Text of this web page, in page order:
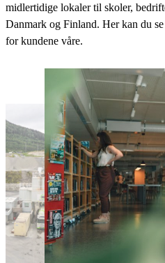
midlertidige lokaler til skoler,
Danmark og Finland. Her kan du
for kundene våre.